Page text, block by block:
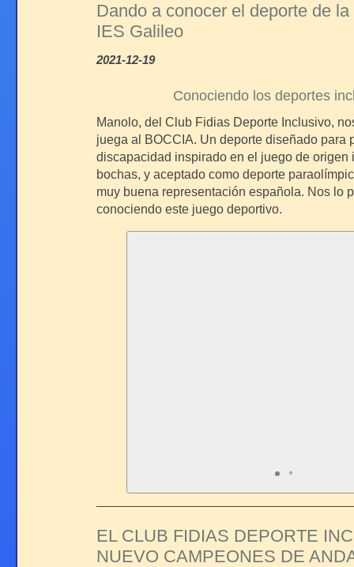
Dando a conocer el deporte de
IES Galileo
2021-12-19
Conociendo los deportes
Manolo, del Club Fidias Deporte Inclusivo,
juega al BOCCIA. Un deporte diseñado para
discapacidad inspirado en el juego de origen
bochas, y aceptado como deporte
muy buena representación española. Nos lo
conociendo este juego deportivo.
EL CLUB FIDIAS DEPORTE
NUEVO CAMPEONES DE